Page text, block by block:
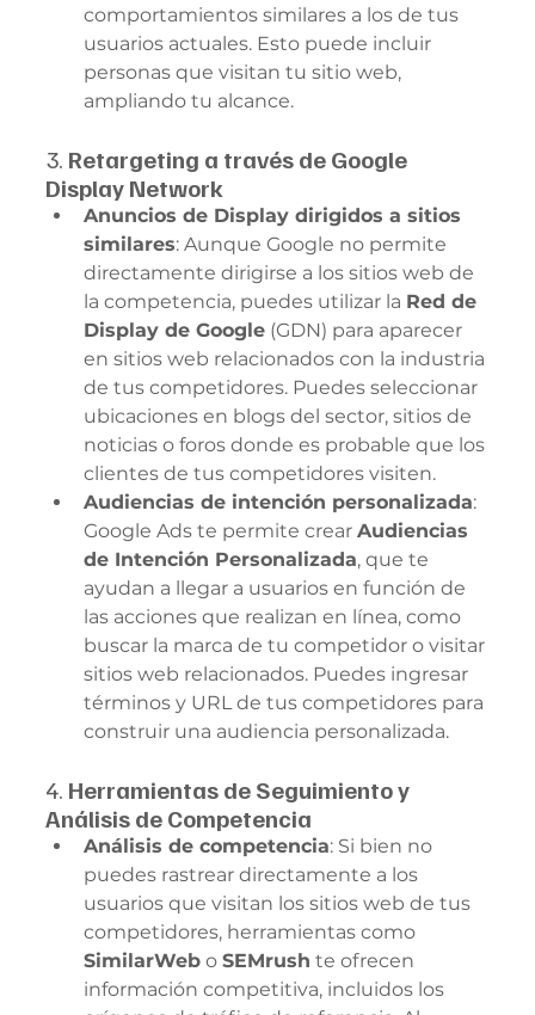
comportamientos similares a los de tus
usuarios actuales. Esto puede incluir
personas que visitan tu sitio web,
ampliando tu alcance.
3. Retargeting a través de Google
Display Network
Anuncios de Display dirigidos a sitios
similares: Aunque Google no permite
directamente dirigirse a los sitios web de
la competencia, puedes utilizar la Red de
Display de Google (GDN) para aparecer
en sitios web relacionados con la industria
de tus competidores. Puedes seleccionar
ubicaciones en blogs del sector, sitios de
noticias o foros donde es probable que los
clientes de tus competidores visiten.
Audiencias de intención personalizada:
Google Ads te permite crear Audiencias
de Intención Personalizada, que te
ayudan a llegar a usuarios en función de
las acciones que realizan en línea, como
buscar la marca de tu competidor o visitar
sitios web relacionados. Puedes ingresar
términos y URL de tus competidores para
construir una audiencia personalizada.
4. Herramientas de Seguimiento y
Análisis de Competencia
Análisis de competencia: Si bien no
puedes rastrear directamente a los
usuarios que visitan los sitios web de tus
competidores, herramientas como
SimilarWeb o SEMrush te ofrecen
información competitiva, incluidos los